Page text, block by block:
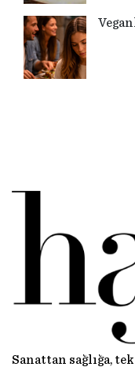
Sanattan sağlığa,